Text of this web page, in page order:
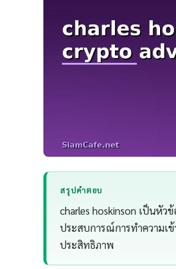
สรุปคำตอบ
charles hoskinson เป็นหั
ประสบการณ์การทำความเข้
ประสิทธิภาพ